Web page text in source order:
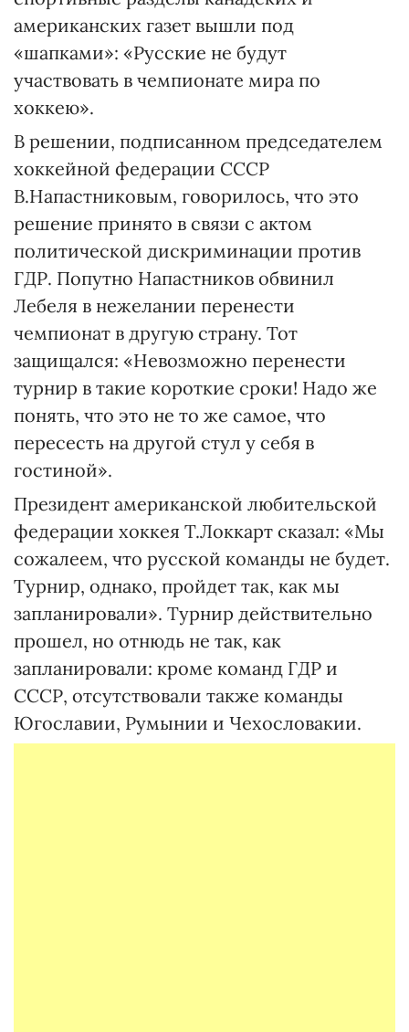
американских газет вышли под
«шапками»: «Русские не будут
участвовать в чемпионате мира по
хоккею».
В решении, подписанном председателем
хоккейной федерации СССР
В.Напастниковым, говорилось, что это
решение принято в связи с актом
политической дискриминации против
ГДР. Попутно Напастников обвинил
Лебеля в нежелании перенести
чемпионат в другую страну. Тот
защищался: «Невозможно перенести
турнир в такие короткие сроки! Надо же
понять, что это не то же самое, что
пересесть на другой стул у себя в
гостиной».
Президент американской любительской
федерации хоккея Т.Локкарт сказал: «Мы
сожалеем, что русской команды не будет.
Турнир, однако, пройдет так, как мы
запланировали». Турнир действительно
прошел, но отнюдь не так, как
запланировали: кроме команд ГДР и
СССР, отсутствовали также команды
Югославии, Румынии и Чехословакии.